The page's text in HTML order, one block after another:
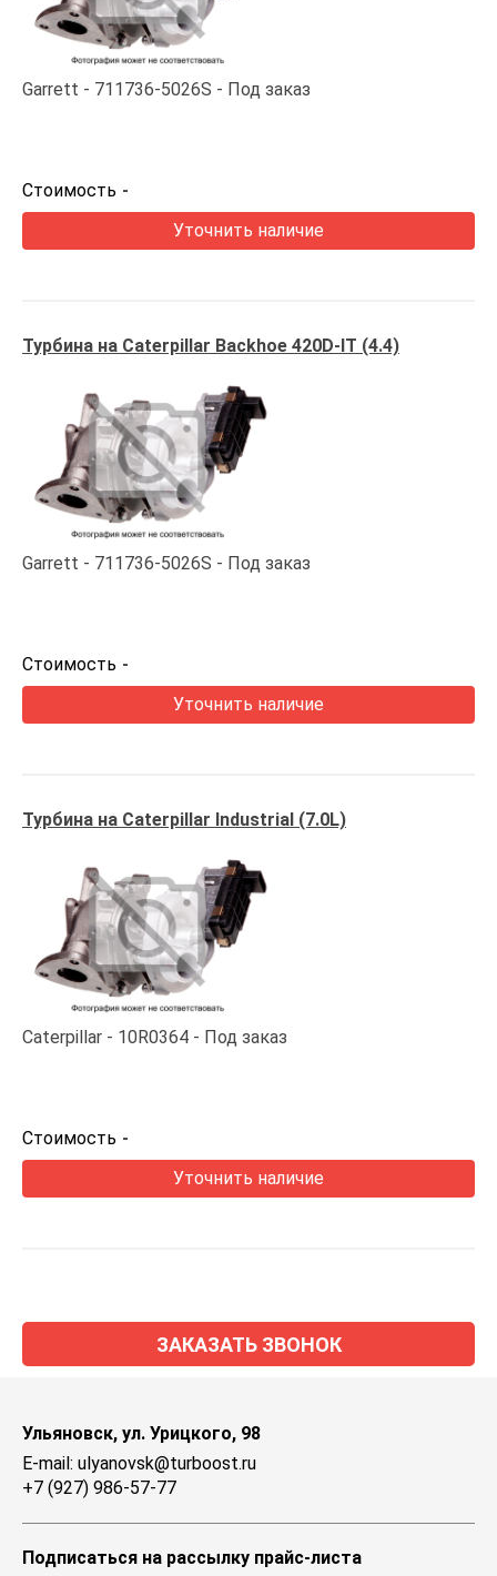
Garrett 711736-5026S Под заказ
Стоимость -
Уточнить наличие
Турбина на Caterpillar Backhoe 420D-IT (4.4)
Garrett 711736-5026S Под заказ
Стоимость -
Уточнить наличие
Турбина на Caterpillar Industrial (7.0L)
Caterpillar 10R0364 Под заказ
Стоимость -
Уточнить наличие
ЗАКАЗАТЬ ЗВОНОК
Ульяновск, ул. Урицкого, 98
E-mail: ulyanovsk@turboost.ru
+7 (927) 986-57-77
Подписаться на рассылку прайс-листа